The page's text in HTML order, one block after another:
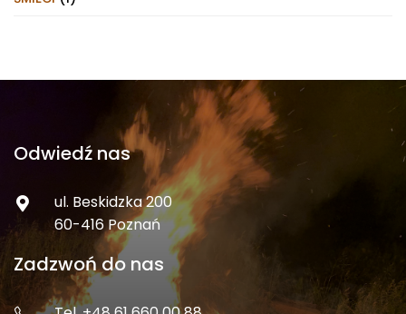
Odwiedź nas
ul. Beskidzka 200
60-416 Poznań
Zadzwoń do nas